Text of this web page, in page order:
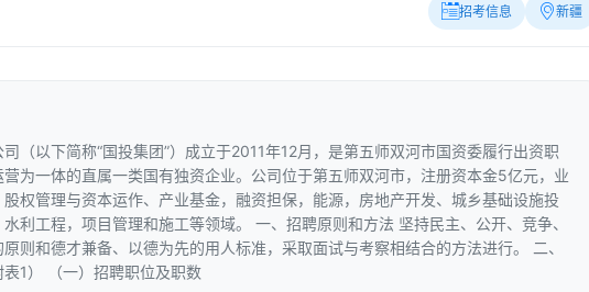
招考信息 新疆
（以下简称“国投集团”）成立于2011年12月，是第五师双河市国资委履行出资职
为一体的直属一类国有独资企业。公司位于第五师双河市，注册资本金5亿元，业
权管理与资本运作、产业基金，融资担保，能源，房地产开发、城乡基础设施投
利工程，项目管理和施工等领域。 一、招聘原则和方法 坚持民主、公开、竞争、
则和德才兼备、以德为先的用人标准，采取面试与考察相结合的方法进行。 二、
1） （一）招聘职位及职数